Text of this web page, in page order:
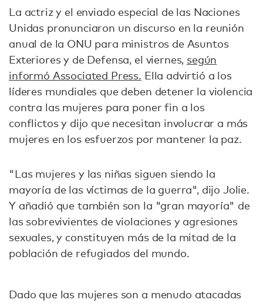
La actriz y el enviado especial de las Naciones
Unidas pronunciaron un discurso en la reunión
anual de la ONU para ministros de Asuntos
Exteriores y de Defensa, el viernes, según
informó Associated Press. Ella advirtió a los
líderes mundiales que deben detener la violencia
contra las mujeres para poner fin a los
conflictos y dijo que necesitan involucrar a más
mujeres en los esfuerzos por mantener la paz.
"Las mujeres y las niñas siguen siendo la
mayoría de las víctimas de la guerra", dijo Jolie.
Y añadió que también son la "gran mayoría" de
las sobrevivientes de violaciones y agresiones
sexuales, y constituyen más de la mitad de la
población de refugiados del mundo.
Dado que las mujeres son a menudo atacadas